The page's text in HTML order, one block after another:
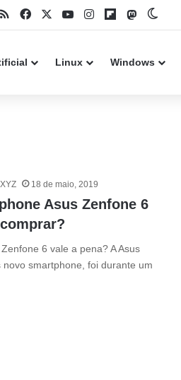
RSS Facebook YouTubeInstagramFlipboardMastodon
Linux Windows
18 de maio, 2019
Asus Zenfone 6
6 vale a pena? A Asus
novo smartphone, foi durante um